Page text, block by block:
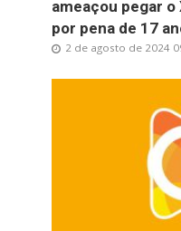
ameaçou pegar
por pena de 17
2 de agosto de 2024